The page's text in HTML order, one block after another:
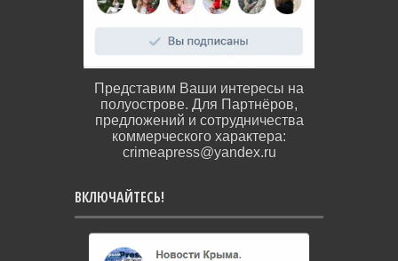
Представим Ваши интересы на
полуострове. Для Партнёров,
предложений и сотрудничества
коммерческого характера:
crimeapress@yandex.ru
ВКЛЮЧАЙТЕСЬ!